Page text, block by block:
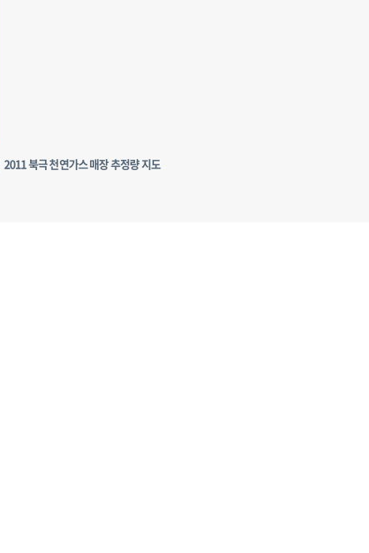
2011 북극 천연가스 매장 추정량 지도